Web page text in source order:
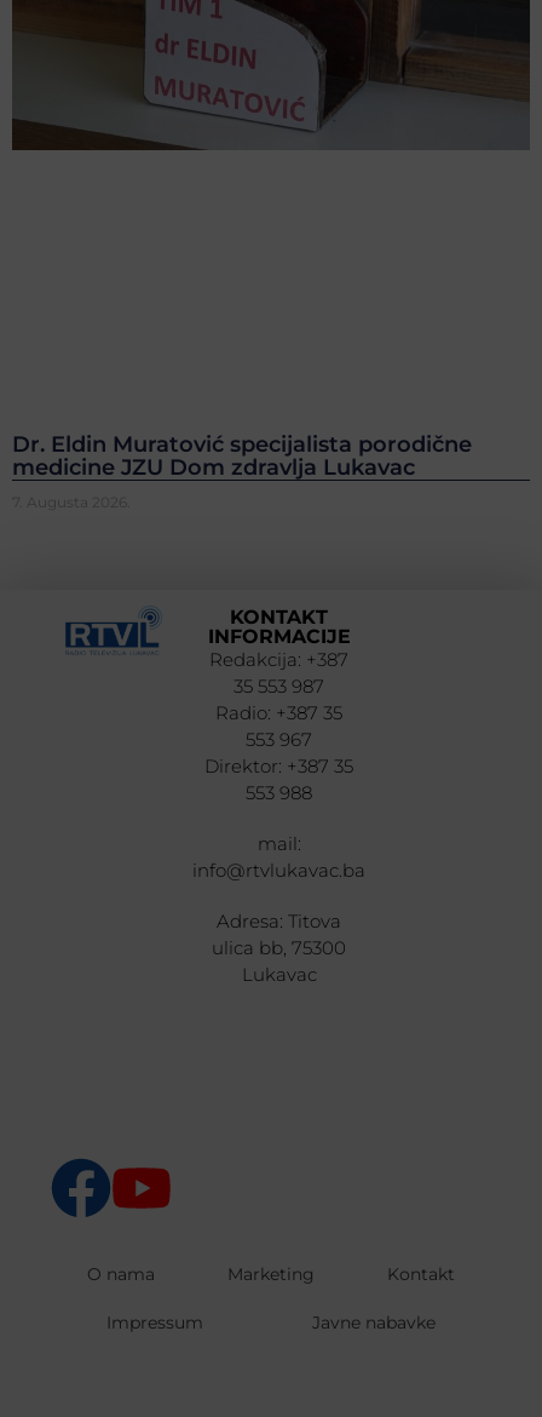
Dr. Eldin Muratović specijalista porodične
medicine JZU Dom zdravlja Lukavac
7. Augusta 2026.
KONTAKT
INFORMACIJE
Redakcija: +387
35 553 987
Radio: +387 35
553 967
Direktor: +387 35
553 988
mail:
info@rtvlukavac.ba
Adresa: Titova
ulica bb, 75300
Lukavac
O nama Marketing Kontakt
Impressum Javne nabavke